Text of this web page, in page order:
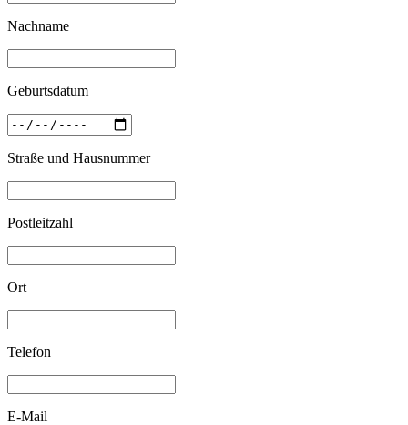
Nachname
Geburtsdatum
Straße und Hausnummer
Postleitzahl
Ort
Telefon
E-Mail